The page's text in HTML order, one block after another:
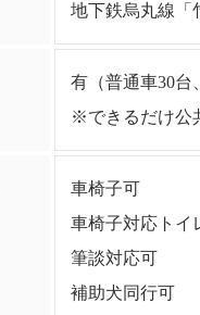
地下鉄烏丸線「
有（普通車30台
※できるだけ公
車椅子可
車椅子対応トイ
筆談対応可
補助犬同行可